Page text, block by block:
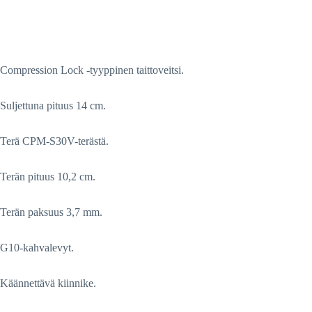
Compression Lock -tyyppinen taittoveitsi.
Suljettuna pituus 14 cm.
Terä CPM-S30V-terästä.
Terän pituus 10,2 cm.
Terän paksuus 3,7 mm.
G10-kahvalevyt.
Käännettävä kiinnike.